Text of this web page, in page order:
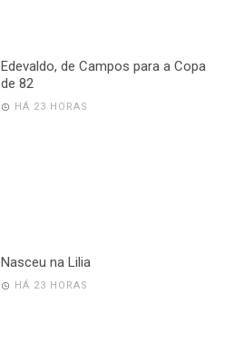
Edevaldo, de Campos para a Copa
de 82
HÁ 23 HORAS
Nasceu na Lilia
HÁ 23 HORAS